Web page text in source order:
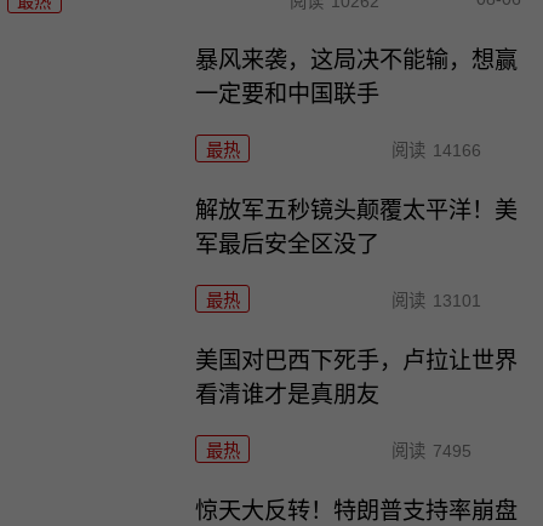
暴风来袭，这局决不能输，想赢
一定要和中国联手
最热 阅读 14166
解放军五秒镜头颠覆太平洋！美
军最后安全区没了
最热 阅读 13101
美国对巴西下死手，卢拉让世界
看清谁才是真朋友
最热 阅读 7495
惊天大反转！特朗普支持率崩盘